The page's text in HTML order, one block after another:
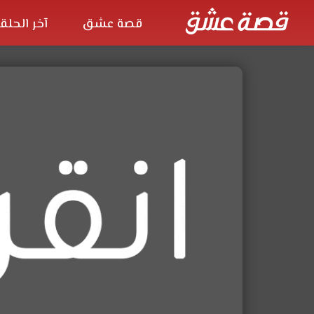
قصة عشق آخر